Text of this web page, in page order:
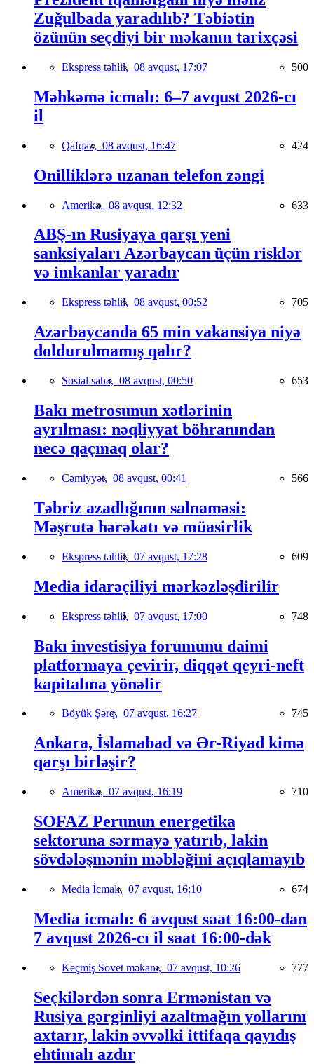
Zuğulbada yaradılıb? Təbiətin
özünün seçdiyi bir məkanın tarixçəsi
Ekspress təhlil, 08 avqust, 17:07 500
Məhkəmə icmalı: 6–7 avqust 2026-cı
il
Qafqaz, 08 avqust, 16:47 424
Onilliklərə uzanan telefon zəngi
Amerika, 08 avqust, 12:32 633
ABŞ-ın Rusiyaya qarşı yeni
sanksiyaları Azərbaycan üçün risklər
və imkanlar yaradır
Ekspress təhlil, 08 avqust, 00:52 705
Azərbaycanda 65 min vakansiya niyə
doldurulmamış qalır?
Sosial sahə, 08 avqust, 00:50 653
Bakı metrosunun xətlərinin
ayrılması: nəqliyyat böhranından
necə qaçmaq olar?
Cəmiyyət, 08 avqust, 00:41 566
Təbriz azadlığının salnaməsi:
Məşrutə hərəkatı və müasirlik
Ekspress təhlil, 07 avqust, 17:28 609
Media idarəçiliyi mərkəzləşdirilir
Ekspress təhlil, 07 avqust, 17:00 748
Bakı investisiya forumunu daimi
platformaya çevirir, diqqət qeyri-neft
kapitalına yönəlir
Böyük Şərq, 07 avqust, 16:27 745
Ankara, İslamabad və Ər-Riyad kimə
qarşı birləşir?
Amerika, 07 avqust, 16:19 710
SOFAZ Perunun energetika
sektoruna sərmayə yatırıb, lakin
sövdələşmənin məbləğini açıqlamayıb
Media İcmalı, 07 avqust, 16:10 674
Media icmalı: 6 avqust saat 16:00-dan
7 avqust 2026-cı il saat 16:00-dək
Keçmiş Sovet məkanı, 07 avqust, 10:26 777
Seçkilərdən sonra Ermənistan və
Rusiya gərginliyi azaltmağın yollarını
axtarır, lakin əvvəlki ittifaqa qayıdış
ehtimalı azdır